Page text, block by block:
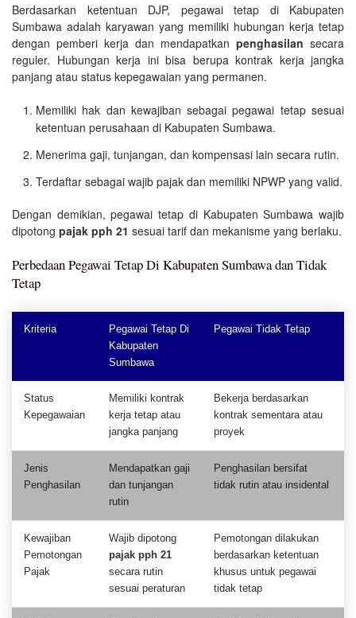
Berdasarkan ketentuan DJP, pegawai tetap di Kabupaten
Sumbawa adalah karyawan yang memiliki hubungan kerja tetap
dengan pemberi kerja dan mendapatkan penghasilan secara
reguler. Hubungan kerja ini bisa berupa kontrak kerja jangka
panjang atau status kepegawaian yang permanen.
Memiliki hak dan kewajiban sebagai pegawai tetap sesuai
ketentuan perusahaan di Kabupaten Sumbawa.
Menerima gaji, tunjangan, dan kompensasi lain secara rutin.
Terdaftar sebagai wajib pajak dan memiliki NPWP yang valid.
Dengan demikian, pegawai tetap di Kabupaten Sumbawa wajib
dipotong pajak pph 21 sesuai tarif dan mekanisme yang berlaku.
Perbedaan Pegawai Tetap Di Kabupaten Sumbawa dan Tidak
Tetap
Kriteria
Pegawai Tetap Di
Kabupaten
Sumbawa
Pegawai Tidak Tetap
Status
Kepegawaian
Memiliki kontrak
kerja tetap atau
jangka panjang
Bekerja berdasarkan
kontrak sementara atau
proyek
Jenis
Penghasilan
Mendapatkan gaji
dan tunjangan
rutin
Penghasilan bersifat
tidak rutin atau insidental
Kewajiban
Pemotongan
Pajak
Wajib dipotong
pajak pph 21
secara rutin
sesuai peraturan
Pemotongan dilakukan
berdasarkan ketentuan
khusus untuk pegawai
tidak tetap